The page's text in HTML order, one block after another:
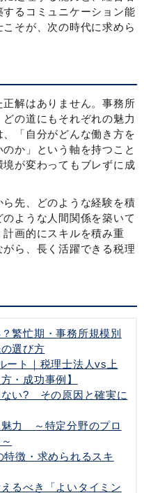
るコミュニケーション能
そが、次の時代に求めら
解はありません。事務所
の道にもそれぞれの魅力
「自分がどんな働き方を
か」という軸を持つこと
が変わってもブレずに成
先、どのような経験を積
ような人間関係を築いて
画的にスキルを積み重
ら、長く活躍できる税理
繁忙期・事務所規模別
選び方
ート｜税理士法人vs上
・成功事例】
い? その原因と確実に
力 ～特定分野のプロ
徴・求められるスキ
るべき「よいタイミン